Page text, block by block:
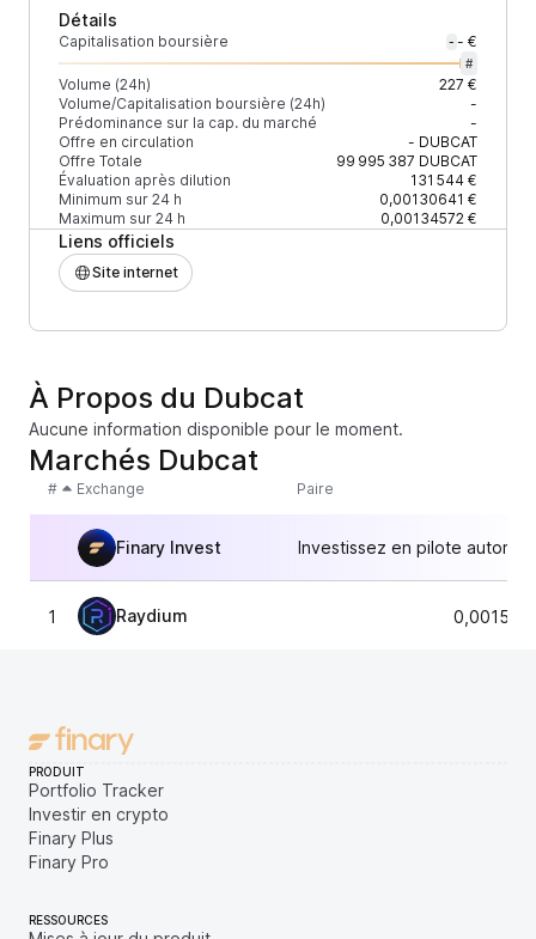
Détails
Capitalisation boursière - - €
#
Volume (24h)
227 €
Volume/Capitalisation boursière (24h)
-
Prédominance sur la cap. du marché
-
Offre en circulation
- DUBCAT
Offre Totale
99 995 387 DUBCAT
Évaluation après dilution
131 544 €
Minimum sur 24 h
0,00130641 €
Maximum sur 24 h
0,00134572 €
Liens officiels
Site internet
À Propos du Dubcat
Aucune information disponible pour le moment.
Marchés Dubcat
# Exchange Paire
Finary Invest Investissez en pilote
1 Raydium
PRODUIT
Portfolio Tracker
Investir en crypto
Finary Plus
Finary Pro
RESSOURCES